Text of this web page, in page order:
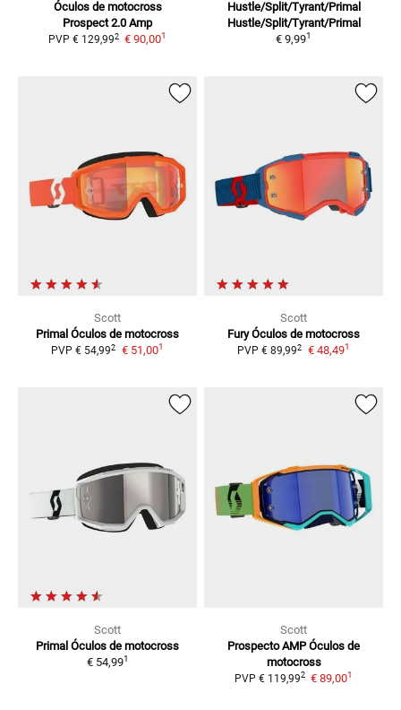
Óculos de motocross
Prospect 2.0 Amp
PVP € 129,992 € 90,001
Hustle/Split/Tyrant/Primal
Hustle/Split/Tyrant/Primal
€ 9,991
Scott
Primal Óculos de motocross
PVP € 54,992 € 51,001
Scott
Fury Óculos de motocross
PVP € 89,992 € 48,491
Scott
Primal Óculos de motocross
€ 54,991
Scott
Prospecto AMP Óculos de
motocross
PVP € 119,992 € 89,001